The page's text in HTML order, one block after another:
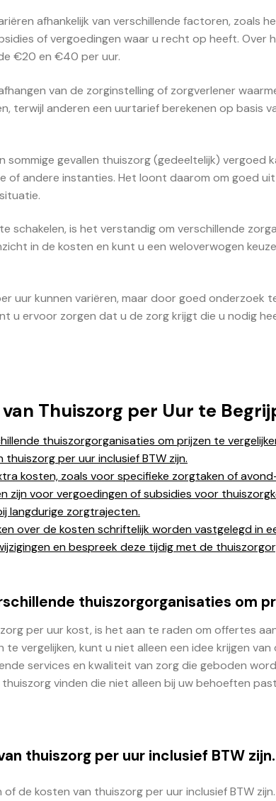
afhankelijk van verschillende factoren, zoals
of vergoedingen waar u recht op heeft. Over
€20 en €40 per uur.
van de zorginstelling of zorgverlener
terwijl anderen een uurtarief berekenen op basis
sommige gevallen thuiszorg (gedeeltelijk) vergoed
of andere instanties. Het loont daarom om goed
schakelen, is het verstandig om verschillende
in de kosten en kunt u een weloverwogen
uur kunnen variëren, maar door goed onderzoek
u ervoor zorgen dat u de zorg krijgt die u nodig
Thuiszorg per Uur te
thuiszorgorganisaties om prijzen te
per uur inclusief BTW zijn.
kosten, zoals voor specifieke zorgtaken of
zijn voor vergoedingen of subsidies voor
langdurige zorgtrajecten.
over de kosten schriftelijk worden vastgelegd in
en bespreek deze tijdig met de
thuiszorgorganisaties om
per uur kost, is het aan te raden om offertes
vergelijken, kunt u niet alleen een idee krijgen
services en kwaliteit van zorg die geboden
vinden die niet alleen bij uw behoeften
thuiszorg per uur inclusief BTW zijn.
de kosten van thuiszorg per uur inclusief BTW